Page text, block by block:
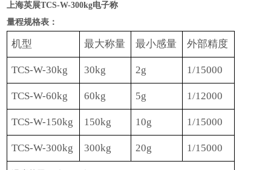
上海英展TCS-W-300kg电子称
量程规格表：
机型 最大称量 最小感量 外部精度
TCS-W-30kg 30kg 2g 1/15000
TCS-W-60kg 60kg 5g 1/12000
TCS-W-150kg 150kg 10g 1/15000
TCS-W-300kg 300kg 20g 1/15000